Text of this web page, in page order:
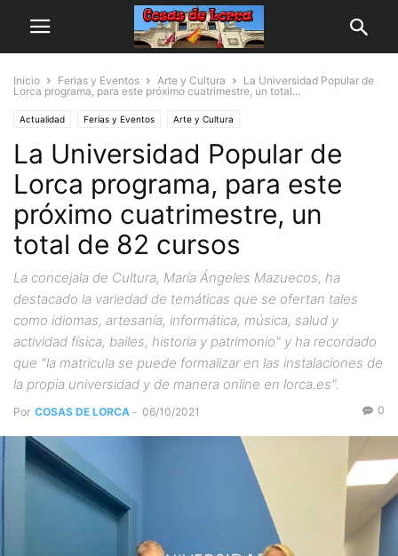
Inicio Ferias y Eventos Arte y Cultura
La Universidad Popular de
Lorca programa, para este próximo cuatrimestre, un total...
Actualidad Ferias y Eventos Arte y Cultura
La Universidad Popular de
Lorca programa, para este
próximo cuatrimestre, un
total de 82 cursos
La concejala de Cultura, María Ángeles Mazuecos, ha
destacado la variedad de temáticas que se ofertan tales
como idiomas, artesanía, informática, música, salud y
actividad física, bailes, historia y patrimonio" y ha recordado
que "la matricula se puede formalizar en las instalaciones de
la propia universidad y de manera online en lorca.es".
Por COSAS DE LORCA - 06/10/2021 0